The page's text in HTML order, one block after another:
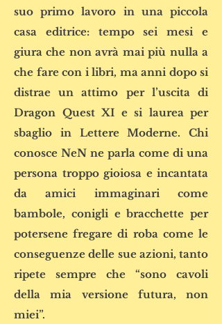
suo primo lavoro in una piccola
casa editrice: tempo sei mesi e
giura che non avrà mai più nulla a
che fare con i libri, ma anni dopo si
distrae un attimo per l’uscita di
Dragon Quest XI e si laurea per
sbaglio in Lettere Moderne. Chi
conosce NeN ne parla come di una
persona troppo gioiosa e incantata
da amici immaginari come
bambole, conigli e bracchette per
potersene fregare di roba come le
conseguenze delle sue azioni, tanto
ripete sempre che “sono cavoli
della mia versione futura, non
miei”.